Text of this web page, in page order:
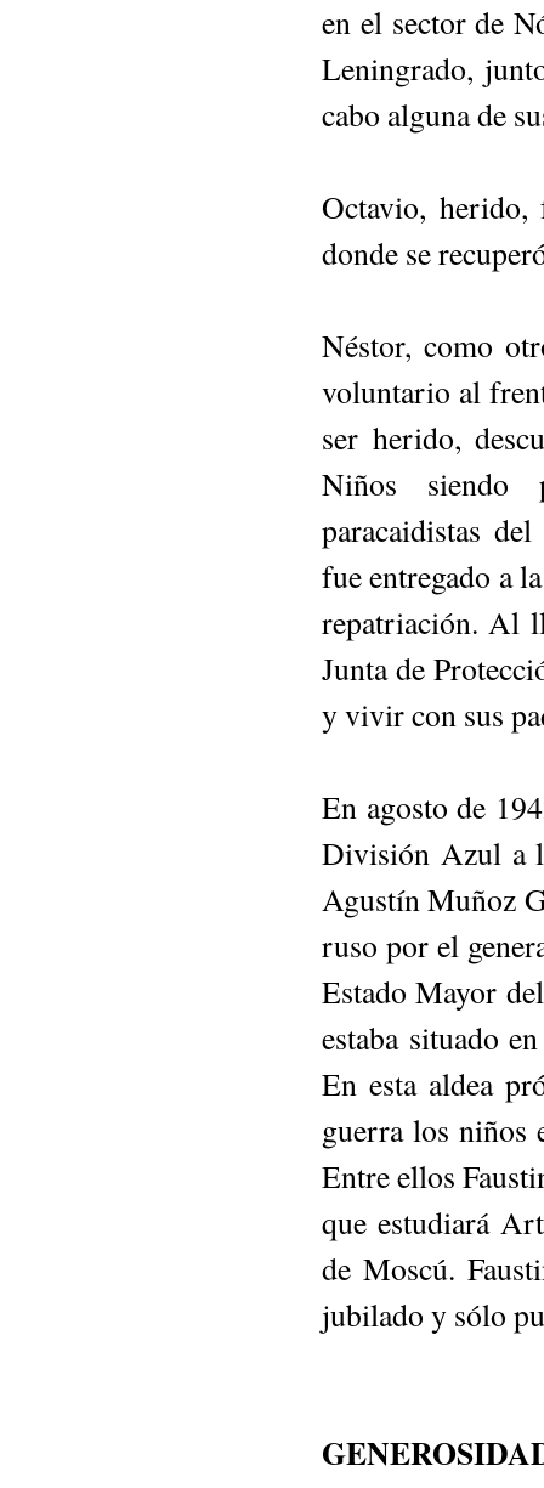
en el sector de
Leningrado,
cabo alguna de
Octavio, herido,
donde se
Néstor, como
voluntario al
ser herido,
Niños siendo
paracaidistas
fue entregado a
repatriación. Al
Junta de
y vivir con sus
En agosto de
División Azul a
Agustín Muñoz
ruso por el
Estado Mayor
estaba situado
En esta al­dea
guerra los niños
Entre ellos
que estudiará
de Moscú.
jubilado y sólo